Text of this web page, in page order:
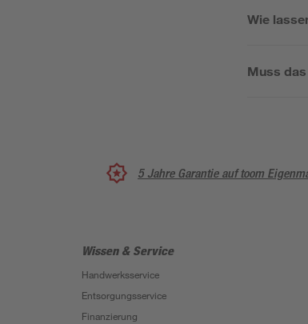
Wie
Muss
5 Jahre Garantie auf toom
Wissen & Service
Handwerksservice
Entsorgungsservice
Finanzierung